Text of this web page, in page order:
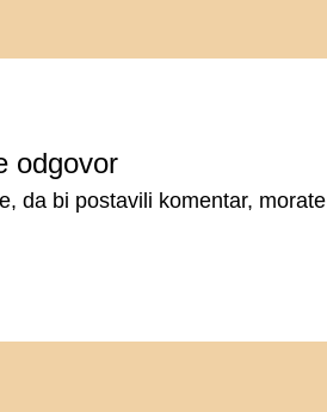
odgovor
da bi postavili komentar, morate